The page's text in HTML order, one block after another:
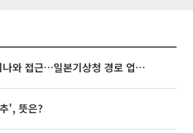
태풍 '돌핀' 오키나와 접근…일본기상청 경로 업데이트
', 뜻은?